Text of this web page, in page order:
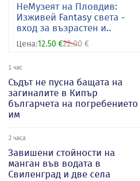
НеМузеят на Пловдив:
Изживей Fantasy света -
вход за възрастен и..
Цена:12.50 €22.00 €
1 час
Съдът не пусна бащата на
загиналите в Кипър
българчета на погребението
им
2 часа
Завишени стойности на
манган във водата в
Свиленград и две села